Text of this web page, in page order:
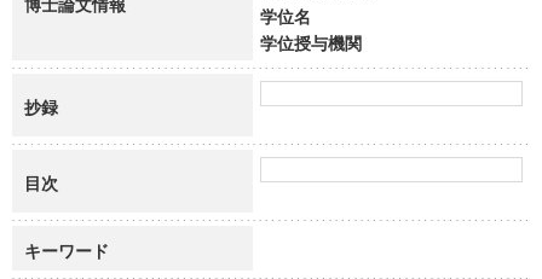
学位名
学位授与機関
抄録
目次
キーワード